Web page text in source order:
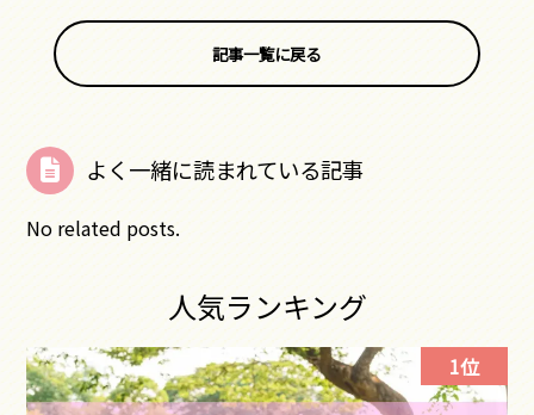
記事一覧に戻る
よく一緒に読まれている記事
No related posts.
人気ランキング
1位